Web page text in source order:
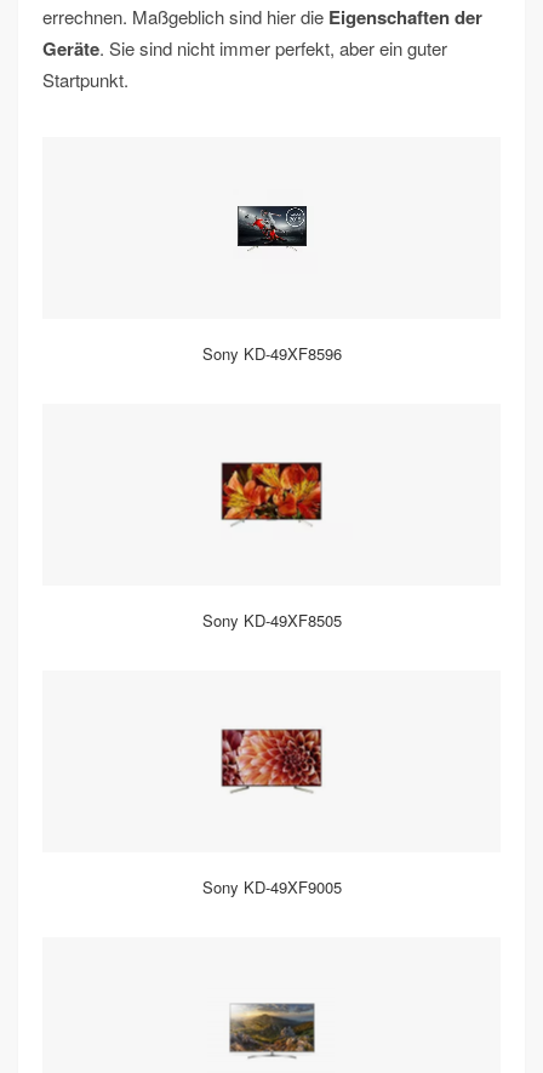
errechnen. Maßgeblich sind hier die Eigenschaften der
Geräte. Sie sind nicht immer perfekt, aber ein guter
Startpunkt.
Sony KD-49XF8596
Sony KD-49XF8505
Sony KD-49XF9005